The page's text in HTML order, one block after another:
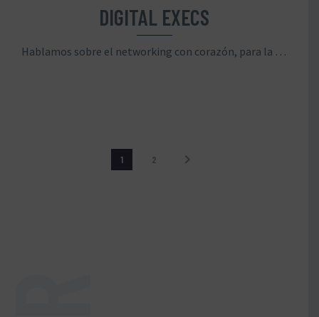
DIGITAL EXECS
Hablamos sobre el networking con corazón, para la parte social y motivacional
1 2